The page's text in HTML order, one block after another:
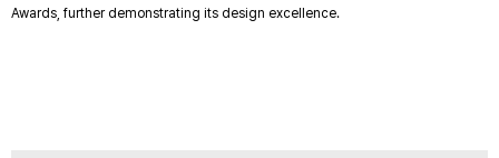
Awards, further demonstrating its design excellence.